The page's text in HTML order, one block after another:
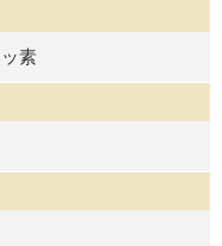
素